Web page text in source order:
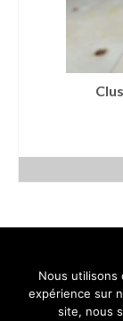
Contact
Politique de
Nous utilisons
expérience sur
site, nous